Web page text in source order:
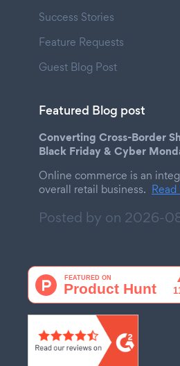
Success Stories
Feature Requests
Guest Blog Post
Featured Blog post
Converting Cross-Border
Black Friday & Cyber
Online commerce is an
overall retail business.
Posted by on 2026-